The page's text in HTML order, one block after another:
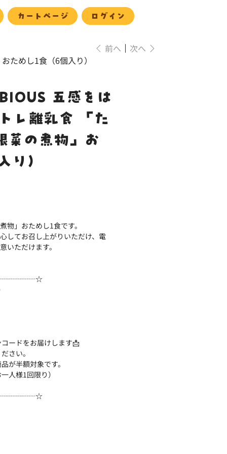
カートページ ログイン
ためし1食（6個入り）
前へ 次へ
五感をは
レ離乳食 「た
菜の煮物」お
り）
物」おためし1食です。
してお召し上がりいただけ、電
いただけます。
ードをお届けします📩
さい。
が半額対象です。
人様1回限り）